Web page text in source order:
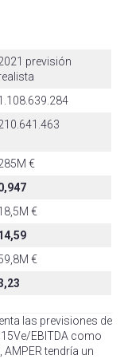
previsión
€
€
€
las previsiones de
EBITDA como
tendría un